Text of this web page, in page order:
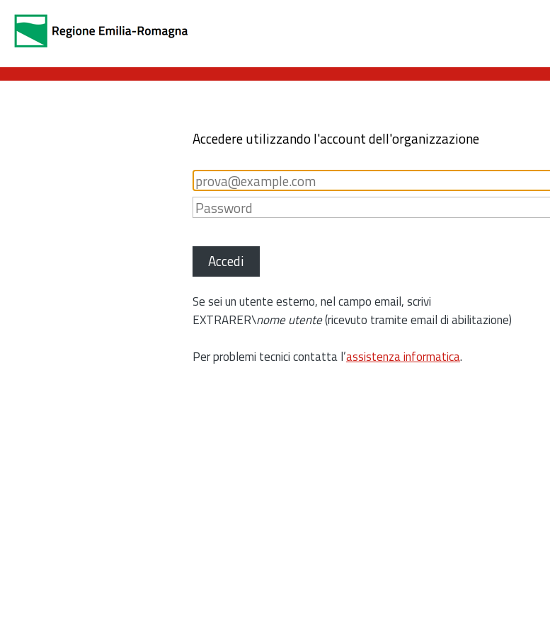
Accedere utilizzando l'account dell'organizzazione
Accedi
Se sei un utente esterno, nel campo email, scrivi
EXTRARER\nome utente(ricevuto tramite email di abilitazione)
Per problemi tecnici contatta l’assistenza informatica.